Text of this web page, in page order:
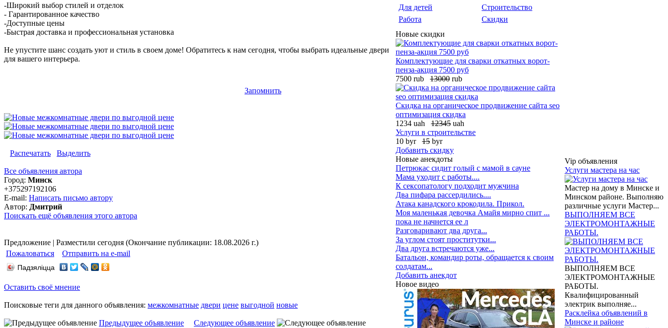
-Широкий выбор стилей и отделок
- Гарантированное качество
-Доступные цены
-Быстрая доставка и профессиональная установка
Не упустите шанс создать уют и стиль в своем доме! Обратитесь к нам сегодня, чтобы выбрать идеальные двери
для вашего интерьера.
Запомнить
Распечатать Выделить
Все объявления автора
Город: Минск
+375297192106
E-mail: Написать письмо автору
Автор: Дмитрий
Поискать ещё объявления этого автора
Предложение | Разместили сегодня (Окончание публикации: 18.08.2026 г.)
Пожаловаться
Отправить на e-mail
Падзяліцца
Оставить своё мнение
Поисковые теги для данного объявления: межкомнатные двери цене выгодной новые
Предыдущее объявление Следующее объявление
Для детей
Строительство
Работа
Скидки
Новые скидки
Комплектующие для сварки откатных ворот-
пенза-акция 7500 руб
7500 rub
13000 rub
Скидка на органическое продвижение сайта seo
оптимизация скидка
1234 uah
12345 uah
Услуги в строительстве
10 byr
15 byr
Добавить скидку
Новые анекдоты
Петрюкас сидит голый с мамой в сауне
Мама уходит с работы....
К сексопатологу подходит мужчина
Два пифара рассердились....
Атака канадского крокодила. Прикол.
Моя маленькая девочка Амайя мирно спит ...
пока не начнется ее л
Разговаривают два друга...
За углом стоят проститутки...
Два друга встречаются уже...
Батальон, командир роты, обращается к своим
солдатам...
Добавить анекдот
Новое видео
Vip объявления
Услуги мастера на час
Мастер на дому в Минске и
Минском районе. Выполняю
различные услуги Мастер...
ВЫПОЛНЯЕМ ВСЕ
ЭЛЕКТРОМОНТАЖНЫЕ
РАБОТЫ.
ВЫПОЛНЯЕМ ВСЕ
ЭЛЕКТРОМОНТАЖНЫЕ
РАБОТЫ.
Квалифицированный
электрик выполняе...
Расклейка объявлений в
Минске и районе